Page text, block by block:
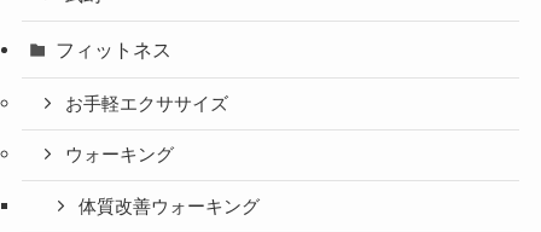
フィットネス
お手軽エクササイズ
ウォーキング
体質改善ウォーキング